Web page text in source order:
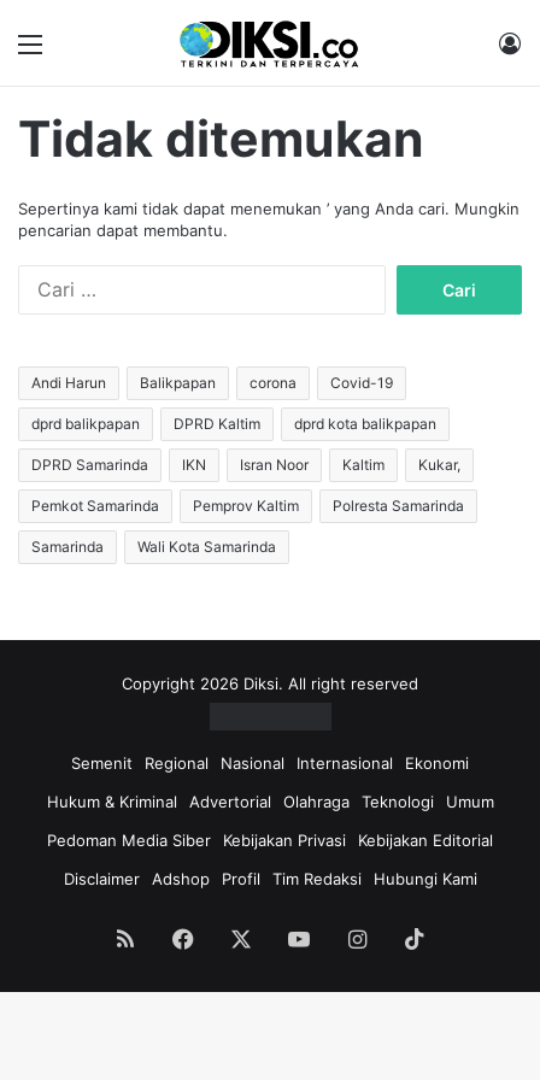
Tidak ditemukan
Sepertinya kami tidak dapat menemukan ’ yang Anda cari. Mungkin
pencarian dapat membantu.
u
n
t
u
k
:
Andi Harun Balikpapan corona Covid-19
dprd balikpapan DPRD Kaltim dprd kota balikpapan
DPRD Samarinda IKN Isran Noor Kaltim Kukar,
Pemkot Samarinda Pemprov Kaltim Polresta Samarinda
Samarinda Wali Kota Samarinda
Copyright 2026 Diksi. All right reserved
Semenit Regional Nasional Internasional
Ekonomi
Hukum & Kriminal
Advertorial Olahraga Teknologi
Umum
Pedoman Media Siber
Kebijakan Privasi
Kebijakan Editorial
Disclaimer
Adshop Profil Tim Redaksi Hubungi Kami
RSS Facebook YouTubeInstagram